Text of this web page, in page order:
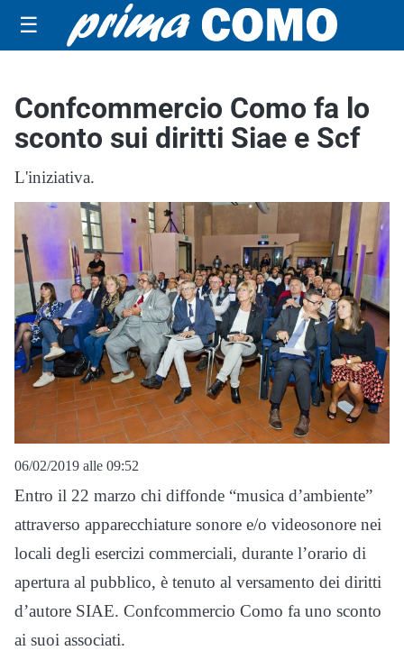
☰
Confcommercio Como fa lo
sconto sui diritti Siae e Scf
L'iniziativa.
06/02/2019 alle 09:52
Entro il 22 marzo chi diffonde “musica d’ambiente”
attraverso apparecchiature sonore e/o videosonore nei
locali degli esercizi commerciali, durante l’orario di
apertura al pubblico, è tenuto al versamento dei diritti
d’autore SIAE. Confcommercio Como fa uno sconto
ai suoi associati.